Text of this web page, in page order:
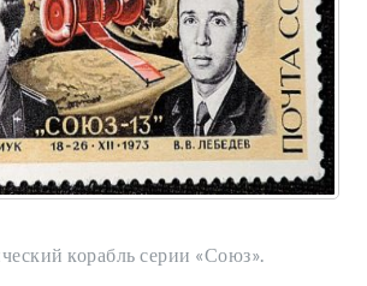
корабль серии «Союз».